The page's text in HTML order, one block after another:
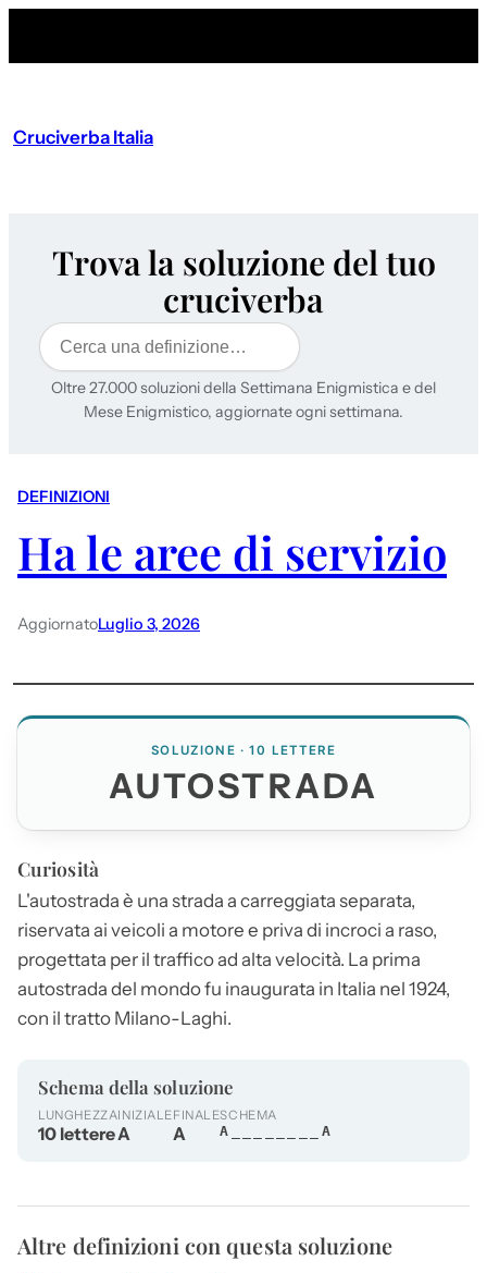
Cruciverba Italia
Trova la soluzione del tuo
cruciverba
Cerca
Oltre 27.000 soluzioni della Settimana Enigmistica e del
Mese Enigmistico, aggiornate ogni settimana.
DEFINIZIONI
Ha le aree di servizio
AggiornatoLuglio 3, 2026
SOLUZIONE · 10 LETTERE
AUTOSTRADA
Curiosità
L'autostrada è una strada a carreggiata separata,
riservata ai veicoli a motore e priva di incroci a raso,
progettata per il traffico ad alta velocità. La prima
autostrada del mondo fu inaugurata in Italia nel 1924,
con il tratto Milano-Laghi.
Schema della soluzione
LUNGHEZZA
10 lettere
INIZIALE
A
FINALE
A
SCHEMA
A________A
Altre definizioni con questa soluzione